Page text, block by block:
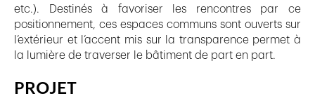
etc.). Destinés à favoriser les rencontres par ce
positionnement, ces espaces communs sont ouverts sur
l’extérieur et l’accent mis sur la transparence permet à
la lumière de traverser le bâtiment de part en part.
PROJET